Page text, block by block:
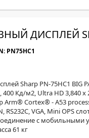
ДИСПЛЕЙ
PN75HC1
Sharp PN-75HС1 BIG
400 Кд/м2, Ultra HD 3,840
Arm® Cortex® - A53
RS232С, VGA, Mini OPS
с мобильными
61 кг